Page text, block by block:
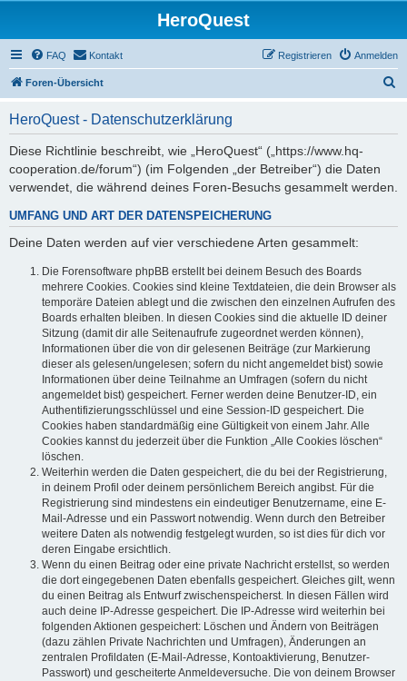
HeroQuest
FAQ Kontakt Anmelden
Registrieren
Foren-Übersicht
HeroQuest - Datenschutzerklärung
Diese Richtlinie beschreibt, wie „HeroQuest“ („https://www.hq-
cooperation.de/forum“) (im Folgenden „der Betreiber“) die Daten
verwendet, die während deines Foren-Besuchs gesammelt werden.
UMFANG UND ART DER DATENSPEICHERUNG
Deine Daten werden auf vier verschiedene Arten gesammelt:
Die Forensoftware phpBB erstellt bei deinem Besuch des Boards
mehrere Cookies. Cookies sind kleine Textdateien, die dein Browser als
temporäre Dateien ablegt und die zwischen den einzelnen Aufrufen des
Boards erhalten bleiben. In diesen Cookies sind die aktuelle ID deiner
Sitzung (damit dir alle Seitenaufrufe zugeordnet werden können),
Informationen über die von dir gelesenen Beiträge (zur Markierung
dieser als gelesen/ungelesen; sofern du nicht angemeldet bist) sowie
Informationen über deine Teilnahme an Umfragen (sofern du nicht
angemeldet bist) gespeichert. Ferner werden deine Benutzer-ID, ein
Authentifizierungsschlüssel und eine Session-ID gespeichert. Die
Cookies haben standardmäßig eine Gültigkeit von einem Jahr. Alle
Cookies kannst du jederzeit über die Funktion „Alle Cookies löschen“
löschen.
Weiterhin werden die Daten gespeichert, die du bei der Registrierung,
in deinem Profil oder deinem persönlichem Bereich angibst. Für die
Registrierung sind mindestens ein eindeutiger Benutzername, eine E-
Mail-Adresse und ein Passwort notwendig. Wenn durch den Betreiber
weitere Daten als notwendig festgelegt wurden, so ist dies für dich vor
deren Eingabe ersichtlich.
Wenn du einen Beitrag oder eine private Nachricht erstellst, so werden
die dort eingegebenen Daten ebenfalls gespeichert. Gleiches gilt, wenn
du einen Beitrag als Entwurf zwischenspeicherst. In diesen Fällen wird
auch deine IP-Adresse gespeichert. Die IP-Adresse wird weiterhin bei
folgenden Aktionen gespeichert: Löschen und Ändern von Beiträgen
(dazu zählen Private Nachrichten und Umfragen), Änderungen an
zentralen Profildaten (E-Mail-Adresse, Kontoaktivierung, Benutzer-
Passwort) und gescheiterte Anmeldeversuche. Die von deinem Browser